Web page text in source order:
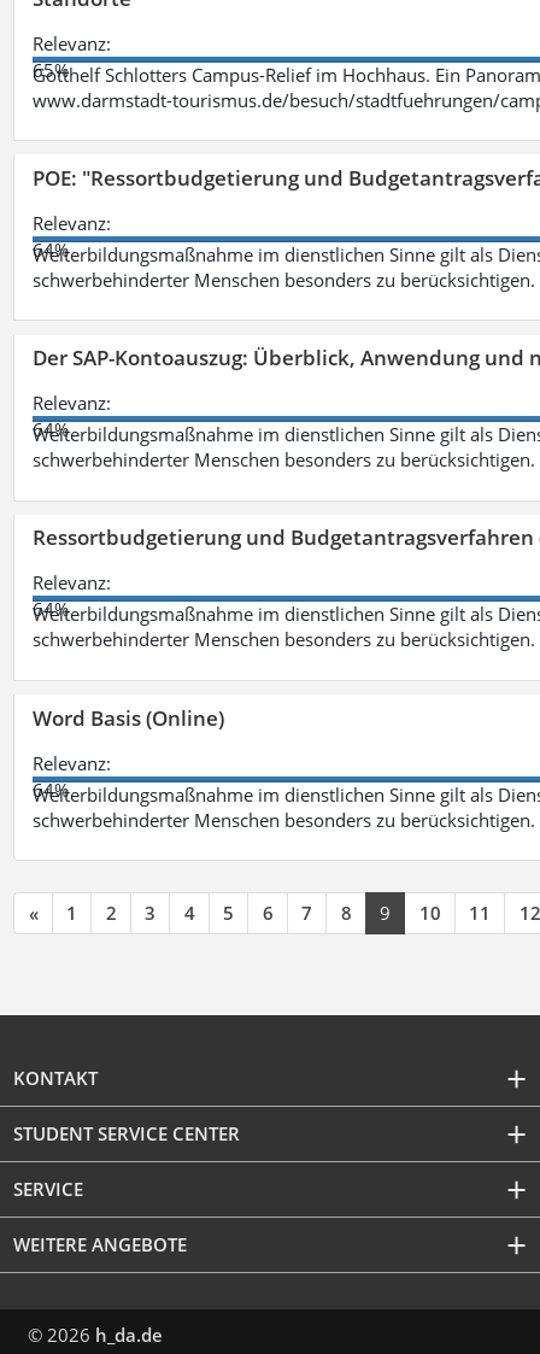
Relevanz:
65%
Gotthelf Schlotters Campus-Relief im Hochhaus. Ein
www.darmstadt-tourismus.de/besuch/stadtfuehrungen/
POE: "Ressortbudgetierung und
Relevanz:
64%
Weiterbildungsmaßnahme im dienstlichen Sinne gilt als
schwerbehinderter Menschen besonders zu berücksichtigen.
Der SAP-Kontoauszug: Überblick, Anwendung
Relevanz:
64%
Weiterbildungsmaßnahme im dienstlichen Sinne gilt als
schwerbehinderter Menschen besonders zu berücksichtigen.
Ressortbudgetierung und Budgetantragsverfahren
Relevanz:
64%
Weiterbildungsmaßnahme im dienstlichen Sinne gilt als
schwerbehinderter Menschen besonders zu berücksichtigen.
Word Basis (Online)
Relevanz:
64%
Weiterbildungsmaßnahme im dienstlichen Sinne gilt als
schwerbehinderter Menschen besonders zu berücksichtigen.
« 1 2 3 4 5 6 7 8 9 10 11 12
KONTAKT
STUDENT SERVICE CENTER
SERVICE
WEITERE ANGEBOTE
© 2026 h_da.de